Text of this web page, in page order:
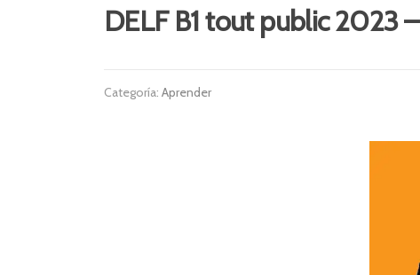
DELF B1 tout public 2023
Categoría: Aprender